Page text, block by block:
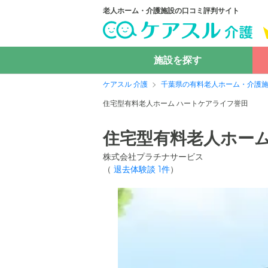
老人ホーム・介護施設の口コミ評判サイト
施設を探す
ケアスル 介護 千葉県の有料老人ホーム・介護
住宅型有料老人ホーム ハートケアライフ誉田
住宅型有料老人ホー
株式会社プラチナサービス
（ 退去体験談 1件）